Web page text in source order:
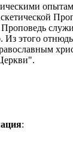
Из этого
: